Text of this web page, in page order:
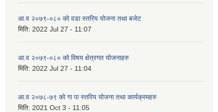
आ.व २०७९-०८० को वडा स्तरिय योजना तथा बजेट
मिति: 2022 Jul 27 - 11:07
आ.व २०७९-०८० को विषय क्षेत्रगत योजनाहरु
मिति: 2022 Jul 27 - 11:04
आ.व २०७८-७९ को गा पा स्तरिय योजना तथा कार्यक्रमहरु
मिति: 2021 Oct 3 - 11:05